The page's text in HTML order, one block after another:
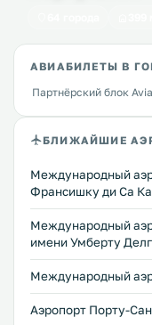
АВИАБИЛЕТЫ В
Партнёрский блок
БЛИЖАЙШИЕ
Международный
Франсишку ди Са
Международный
имени Умберту
Международный
Аэропорт Порту-